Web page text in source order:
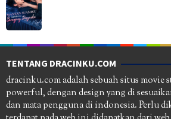
TENTANG DRACINKU.COM
dracinku.com adalah sebuah situs movie
powerful, dengan design yang di
dan mata pengguna di indonesia. Perlu